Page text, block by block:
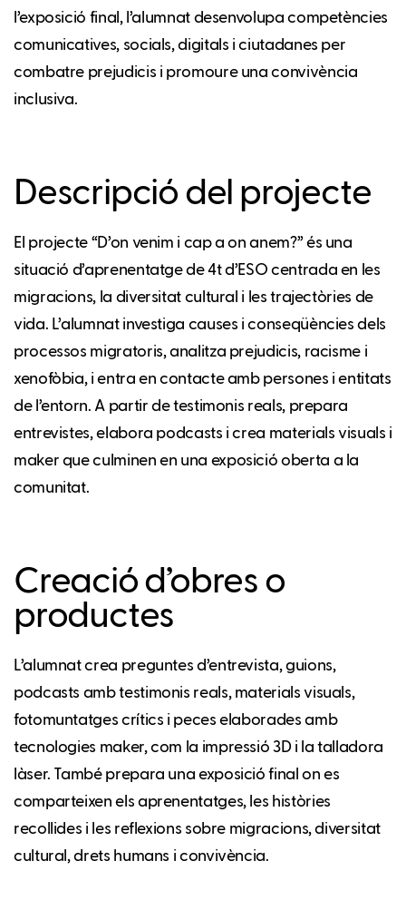
l’exposició final, l’alumnat desenvolupa competències
comunicatives, socials, digitals i ciutadanes per
combatre prejudicis i promoure una convivència
inclusiva.
Descripció del projecte
El projecte “D’on venim i cap a on anem?” és una
situació d’aprenentatge de 4t d’ESO centrada en les
migracions, la diversitat cultural i les trajectòries de
vida. L’alumnat investiga causes i conseqüències dels
processos migratoris, analitza prejudicis, racisme i
xenofòbia, i entra en contacte amb persones i entitats
de l’entorn. A partir de testimonis reals, prepara
entrevistes, elabora podcasts i crea materials visuals i
maker que culminen en una exposició oberta a la
comunitat.
Creació d’obres o
productes
L’alumnat crea preguntes d’entrevista, guions,
podcasts amb testimonis reals, materials visuals,
fotomuntatges crítics i peces elaborades amb
tecnologies maker, com la impressió 3D i la talladora
làser. També prepara una exposició final on es
comparteixen els aprenentatges, les històries
recollides i les reflexions sobre migracions, diversitat
cultural, drets humans i convivència.